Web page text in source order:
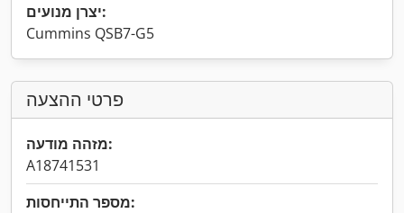
יצרן מנועים:
Cummins QSB7-G5
פרטי ההצעה
מזהה מודעה:
A18741531
מספר התייחסות: